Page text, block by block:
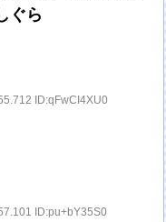
ぐら
ID:qFwCI4XU0
ID:pu+bY35S0